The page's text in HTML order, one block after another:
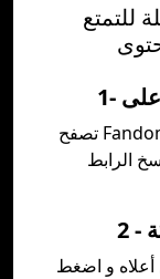
3 السهلة للتمتع
تصفح Fandom حتى تجد فيديو أو أغنية أو صورة تلفت
و اضغط